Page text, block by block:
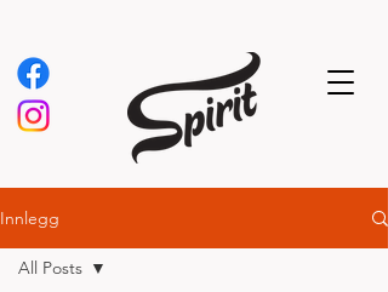
Innlegg
All Posts